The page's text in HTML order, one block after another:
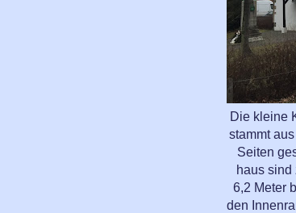
Die kleine
stammt
Seiten
haus sind
6,2 Meter
den